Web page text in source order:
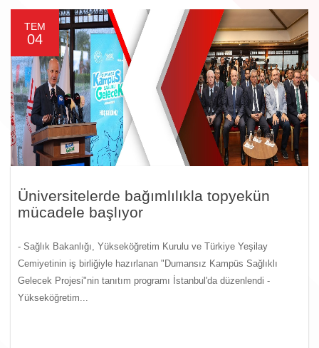
TEM
04
Üniversitelerde bağımlılıkla topyekün
mücadele başlıyor
- Sağlık Bakanlığı, Yükseköğretim Kurulu ve Türkiye Yeşilay
Cemiyetinin iş birliğiyle hazırlanan "Dumansız Kampüs Sağlıklı
Gelecek Projesi"nin tanıtım programı İstanbul'da düzenlendi -
Yükseköğretim...